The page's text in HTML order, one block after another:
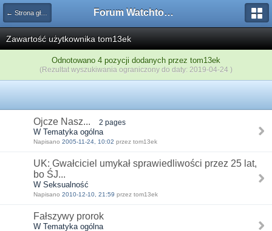
← Strona główna Forum Watchtower
Zawartość użytkownika tom13ek
Odnotowano 4 pozycji dodanych przez tom13ek
(Rezultat wyszukiwania ograniczony do daty: 2019-04-24 )
Ojcze Nasz... 2 pages
W Tematyka ogólna
Napisano 2005-11-24, 10:02 przez tom13ek
UK: Gwałciciel umykał sprawiedliwości przez 25 lat,
bo ŚJ...
W Seksualność
Napisano 2010-12-10, 21:59 przez tom13ek
Fałszywy prorok
W Tematyka ogólna